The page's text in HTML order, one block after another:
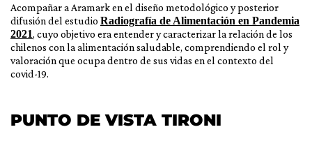
Acompañar a Aramark en el diseño metodológico y posterior
difusión del estudio Radiografía de Alimentación en Pandemia
2021, cuyo objetivo era entender y caracterizar la relación de los
chilenos con la alimentación saludable, comprendiendo el rol y
valoración que ocupa dentro de sus vidas en el contexto del
covid-19.
PUNTO DE VISTA TIRONI